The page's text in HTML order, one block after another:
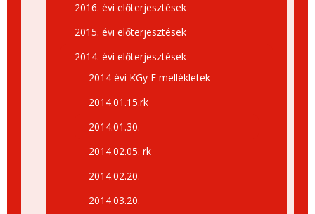
2016. évi előterjesztések
2015. évi előterjesztések
2014. évi előterjesztések
2014 évi KGy E mellékletek
2014.01.15.rk
2014.01.30.
2014.02.05. rk
2014.02.20.
2014.03.20.